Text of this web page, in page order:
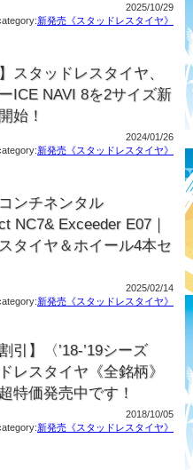
2025/10/29
新発売《スタッドレスタイヤ》
スタッドレスタイヤ、
ICE NAVI 8を2サイズ新
始！
2024/01/26
新発売《スタッドレスタイヤ》
ンチネンタル
NC7& Exceeder E07｜
タイヤ＆ホイール4本セ
2025/02/14
新発売《スタッドレスタイヤ》
引】〈’18-’19シーズ
レスタイヤ《全銘柄》
特価発売中です！
2018/10/05
新発売《スタッドレスタイヤ》